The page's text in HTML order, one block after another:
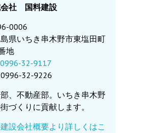
社 国料建設
0006
県いちき串木野市東塩田町
地
0996-32-9117
0996-32-9226
、不動産部。いちき串木野
づくりに貢献します。
設会社概要より詳しくはこ